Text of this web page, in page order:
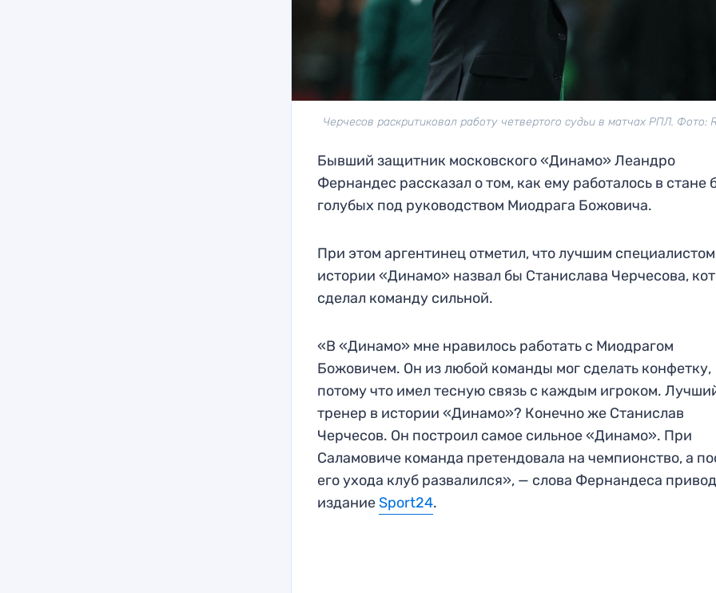
Черчесов раскритиковал работу четвертого судьи в матчах РПЛ. Фото:
Бывший защитник московского «Динамо» Леандро
Фернандес рассказал о том, как ему работалось в стане
голубых под руководством Миодрага Божовича.
При этом аргентинец отметил, что лучшим
истории «Динамо» назвал бы Станислава Черчесова,
сделал команду сильной.
«В «Динамо» мне нравилось работать с Миодрагом
Божовичем. Он из любой команды мог сделать конфетку,
потому что имел тесную связь с каждым игроком.
тренер в истории «Динамо»? Конечно же Станислав
Черчесов. Он построил самое сильное «Динамо». При
Саламовиче команда претендовала на чемпионство, а
его ухода клуб развалился», — слова Фернандеса
изданиеSport24.